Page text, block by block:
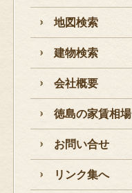
地図検索
建物検索
会社概要
徳島の家賃相場
お問い合せ
リンク集へ